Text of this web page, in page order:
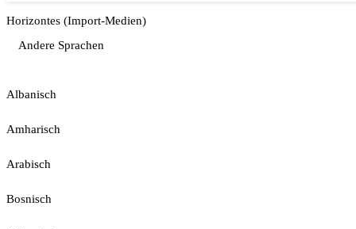
Horizontes (Import-Medien)
Andere Sprachen
Albanisch
Amharisch
Arabisch
Bosnisch